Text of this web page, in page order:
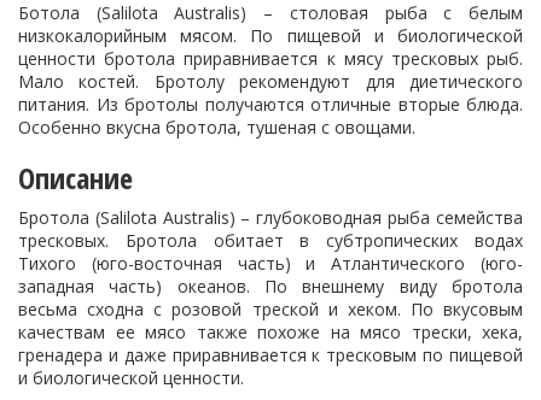
Ботола (Salilota Australis) – столовая рыба с белым
низкокалорийным мясом. По пищевой и биологической
ценности бротола приравнивается к мясу тресковых рыб.
Мало костей. Бротолу рекомендуют для диетического
питания. Из бротолы получаются отличные вторые блюда.
Особенно вкусна бротола, тушеная с овощами.
Описание
Бротола (Salilota Australis) – глубоководная рыба семейства
тресковых. Бротола обитает в субтропических водах
Тихого (юго-восточная часть) и Атлантического (юго-
западная часть) океанов. По внешнему виду бротола
весьма сходна с розовой треской и хеком. По вкусовым
качествам ее мясо также похоже на мясо трески, хека,
гренадера и даже приравнивается к тресковым по пищевой
и биологической ценности.